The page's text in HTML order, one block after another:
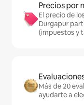
Precios por
El precio de
Durgapur
(impuestos y
Más de 20
ayudarte a